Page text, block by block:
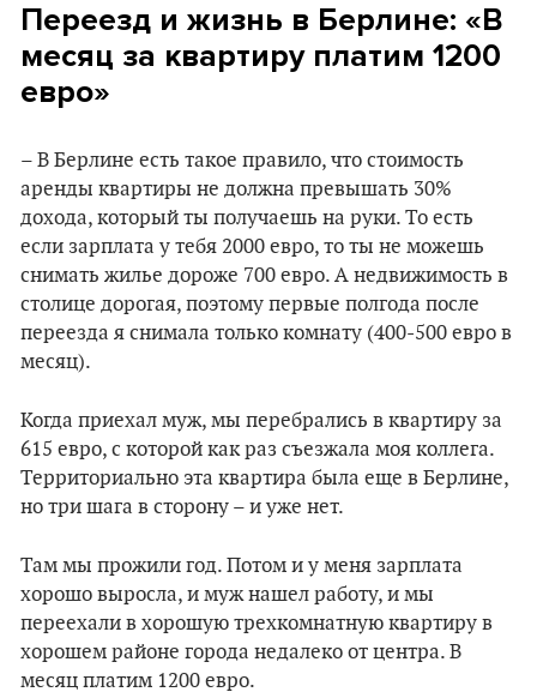
Переезд и жизнь в Берлине: «В
месяц за квартиру платим 1200
евро»
– В Берлине есть такое правило, что стоимость
аренды квартиры не должна превышать 30%
дохода, который ты получаешь на руки. То есть
если зарплата у тебя 2000 евро, то ты не можешь
снимать жилье дороже 700 евро. А недвижимость в
столице дорогая, поэтому первые полгода после
переезда я снимала только комнату (400-500 евро в
месяц).
Когда приехал муж, мы перебрались в квартиру за
615 евро, с которой как раз съезжала моя коллега.
Территориально эта квартира была еще в Берлине,
но три шага в сторону – и уже нет.
Там мы прожили год. Потом и у меня зарплата
хорошо выросла, и муж нашел работу, и мы
переехали в хорошую трехкомнатную квартиру в
хорошем районе города недалеко от центра. В
месяц платим 1200 евро.